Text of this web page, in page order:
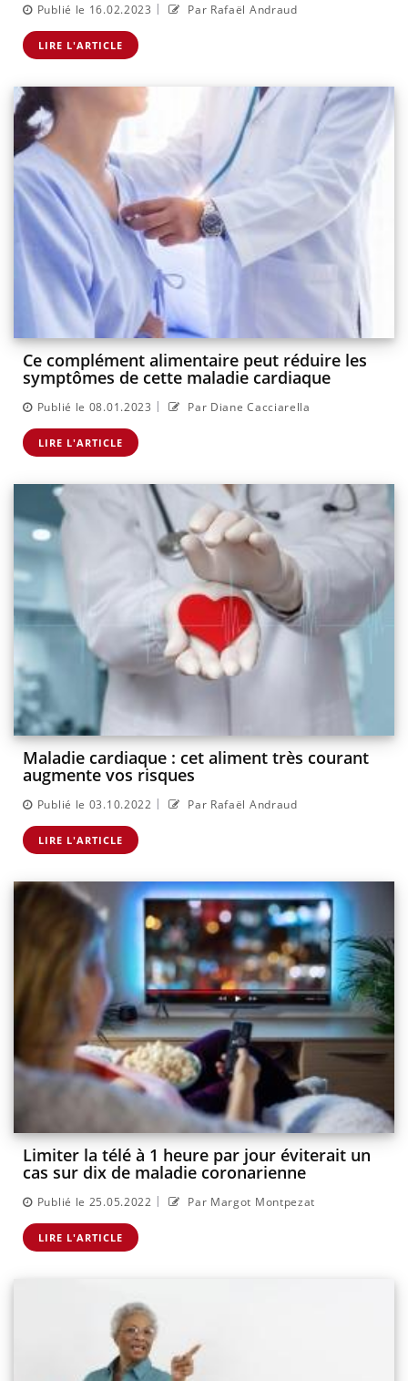
Publié le 16.02.2023 | Par Rafaël Andraud
LIRE L'ARTICLE
Ce complément alimentaire peut réduire les
symptômes de cette maladie cardiaque
Publié le 08.01.2023 | Par Diane Cacciarella
LIRE L'ARTICLE
Maladie cardiaque : cet aliment très courant
augmente vos risques
Publié le 03.10.2022 | Par Rafaël Andraud
LIRE L'ARTICLE
Limiter la télé à 1 heure par jour éviterait un
cas sur dix de maladie coronarienne
Publié le 25.05.2022 | Par Margot Montpezat
LIRE L'ARTICLE